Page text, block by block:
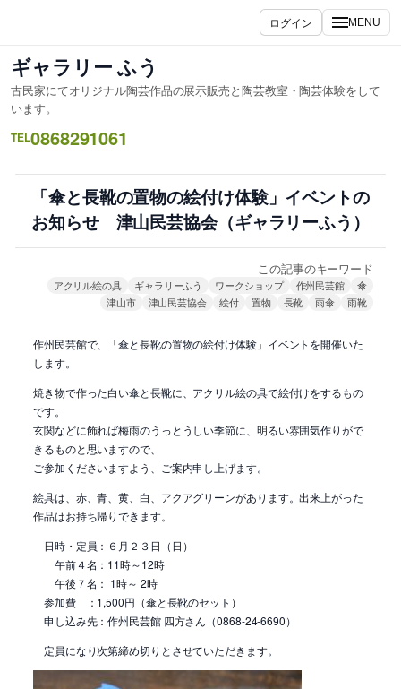
ス
キ
ッ
プ
ログイン MENU
ギャラリー ふう
古民家にてオリジナル陶芸作品の展示販売と陶芸教室・陶芸体験をして
います。
TEL0868291061
「傘と長靴の置物の絵付け体験」イベントの
お知らせ 津山民芸協会（ギャラリーふう）
この記事のキーワード
アクリル絵の具 ギャラリーふう ワークショップ 作州民芸館
傘
津山市
津山民芸協会 絵付 置物 長靴 雨傘 雨靴
作州民芸館で、「傘と長靴の置物の絵付け体験」イベントを開催いた
します。
焼き物で作った白い傘と長靴に、アクリル絵の具で絵付けをするもの
です。
玄関などに飾れば梅雨のうっとうしい季節に、明るい雰囲気作りがで
きるものと思いますので、
ご参加くださいますよう、ご案内申し上げます。
絵具は、赤、青、黄、白、アクアグリーンがあります。出来上がった
作品はお持ち帰りできます。
日時・定員：６月２３日（日）
午前４名：11時～12時
午後７名： 1時～ 2時
参加費 ：1,500円（傘と長靴のセット）
申し込み先：作州民芸館 四方さん（0868-24-6690）
定員になり次第締め切りとさせていただきます。